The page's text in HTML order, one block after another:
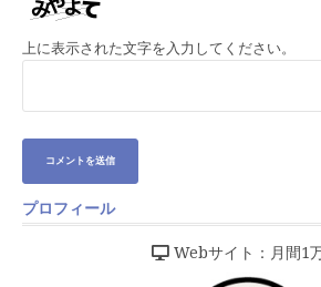
上に表示された文字を入力してください。
プロフィール
Webサイト：月間1